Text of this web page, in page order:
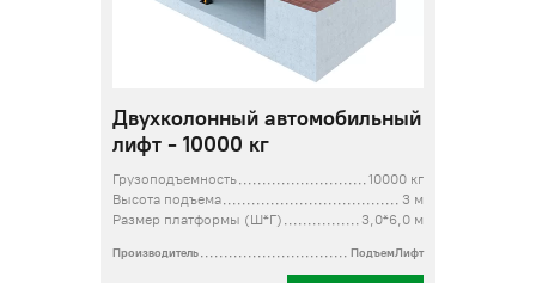
Двухколонный автомобильный
лифт - 10000 кг
Грузоподъемность
10000 кг
Высота подъема
3 м
Размер платформы (Ш*Г)
3,0*6,0 м
Производитель ПодъемЛифт